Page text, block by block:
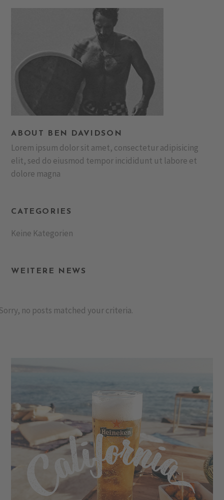
ABOUT BEN DAVIDSON
Lorem ipsum dolor sit amet, consectetur adipisicing
elit, sed do eiusmod tempor incididunt ut labore et
dolore magna
CATEGORIES
Keine Kategorien
WEITERE NEWS
no posts matched your criteria.